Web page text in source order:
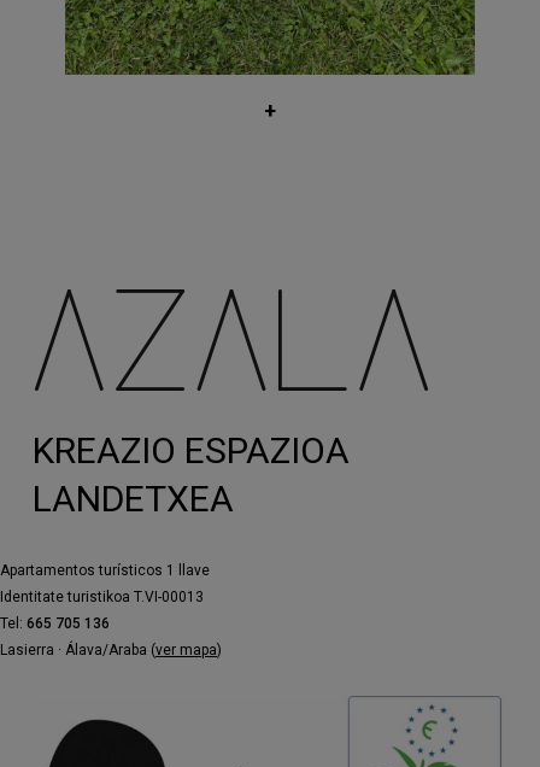
películasedotaTo Light, To Love, To Time:
Jonathan Schwartz. Irakaslea da
Kataluniako Zine eta Ikus-
(ESCAC) eta Elías Querejeta Zine Eskolan.
+
KREAZIO ESPAZIOA
LANDETXEA
Apartamentos turísticos 1 llave
Identitate turistikoa T.VI-00013
Tel: 665 705 136
Lasierra · Álava/Araba (ver mapa)